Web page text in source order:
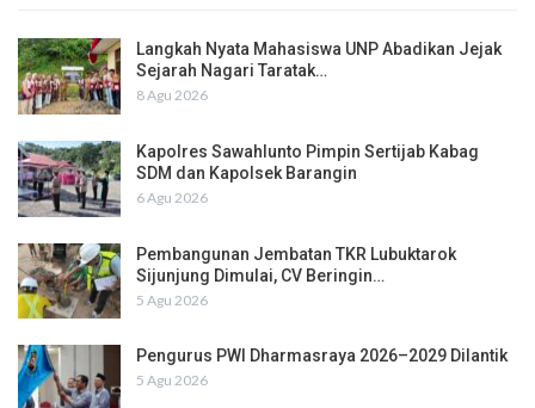
Langkah Nyata Mahasiswa UNP Abadikan Jejak
Sejarah Nagari Taratak…
8 Agu 2026
Kapolres Sawahlunto Pimpin Sertijab Kabag
SDM dan Kapolsek Barangin
6 Agu 2026
Pembangunan Jembatan TKR Lubuktarok
Sijunjung Dimulai, CV Beringin…
5 Agu 2026
Pengurus PWI Dharmasraya 2026–2029 Dilantik
5 Agu 2026